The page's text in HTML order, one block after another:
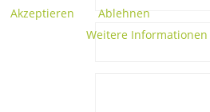
Akzeptieren
Ablehnen
Weitere Informationen